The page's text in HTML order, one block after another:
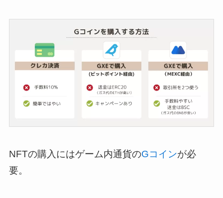
NFTの購入にはゲーム内通貨のGコインが必
要。